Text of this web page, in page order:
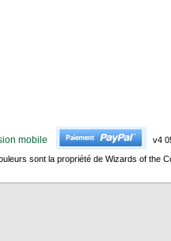
mobile
v4
sont la propriété de Wizards of the